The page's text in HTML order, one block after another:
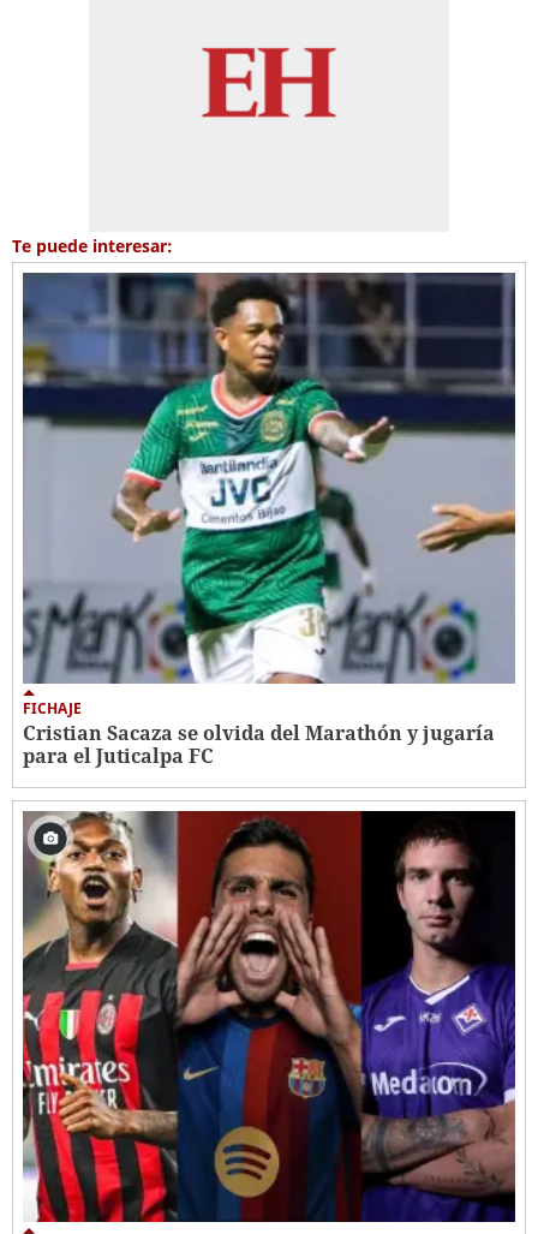
Te puede interesar:
FICHAJE
Cristian Sacaza se olvida del Marathón y jugaría
para el Juticalpa FC